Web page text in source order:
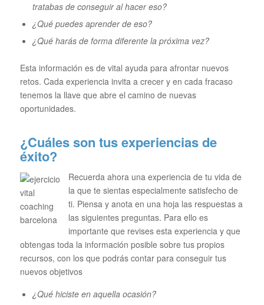
tratabas de conseguir al hacer eso?
¿Qué puedes aprender de eso?
¿Qué harás de forma diferente la próxima vez?
Esta información es de vital ayuda para afrontar nuevos
retos. Cada experiencia invita a crecer y en cada fracaso
tenemos la llave que abre el camino de nuevas
oportunidades.
¿Cuáles son tus experiencias de
éxito?
Recuerda ahora una experiencia de tu vida de
la que te sientas especialmente satisfecho de
ti. Piensa y anota en una hoja las respuestas a
las siguientes preguntas. Para ello es
importante que revises esta experiencia y que
obtengas toda la información posible sobre tus propios
recursos, con los que podrás contar para conseguir tus
nuevos objetivos
¿Qué hiciste en aquella ocasión?